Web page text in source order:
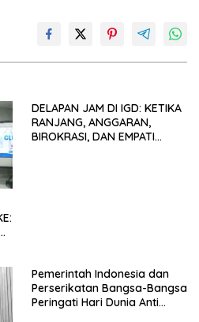
DELAPAN JAM DI IGD: KETIKA
RANJANG, ANGGARAN,
BIROKRASI, DAN EMPATI
Pemerintah Indonesia dan
Perserikatan Bangsa-Bangsa
Peringati Hari Dunia Anti